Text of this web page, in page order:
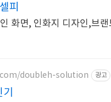
피
화면, 인화지 디자인,브
doubleh-solution 광고